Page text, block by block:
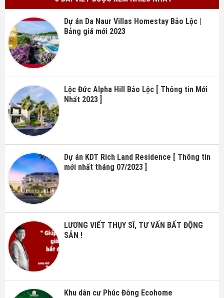
Dự án Da Naur Villas Homestay Bảo Lộc |
Bảng giá mới 2023
Lộc Đức Alpha Hill Bảo Lộc [ Thông tin Mới
Nhất 2023 ]
Dự án KDT Rich Land Residence [ Thông tin
mới nhất tháng 07/2023 ]
LƯƠNG VIẾT THỤY SĨ, TƯ VẤN BẤT ĐỘNG
SẢN !
Khu dân cư Phúc Đông Ecohome